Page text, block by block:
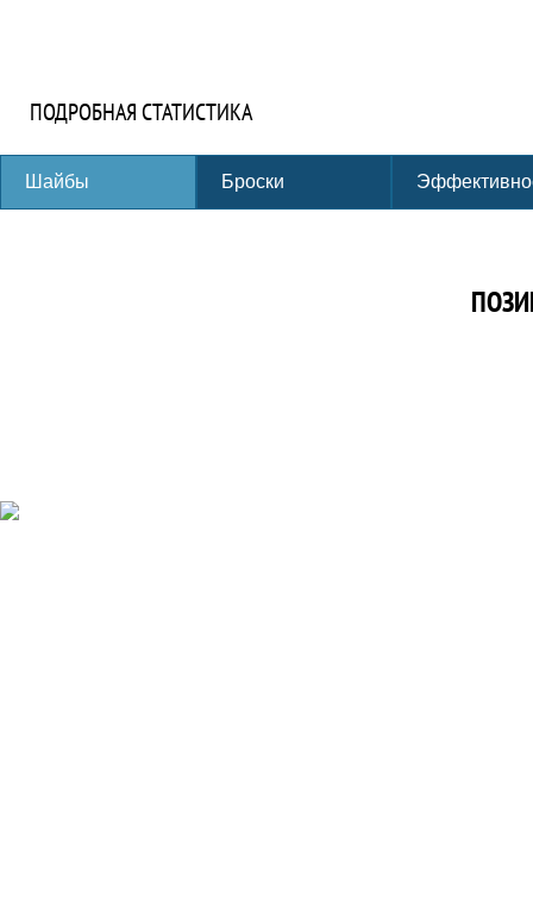
ПОДРОБНАЯ СТАТИСТИКА
Шайбы Броски